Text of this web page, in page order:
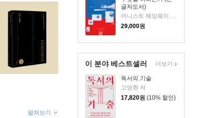
글자도서)
어니스트 헤밍웨이 등저/최민우 역
29,000원
이 분야 베스트셀러
독서의 기술
고명환 저
17,820원 (10% 할인)
더보기
펼쳐보기